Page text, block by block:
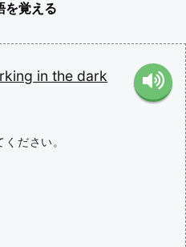
を覚える
in the dark
ださい。